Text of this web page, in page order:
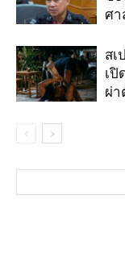
ศา
สเ
เ
ผ่า